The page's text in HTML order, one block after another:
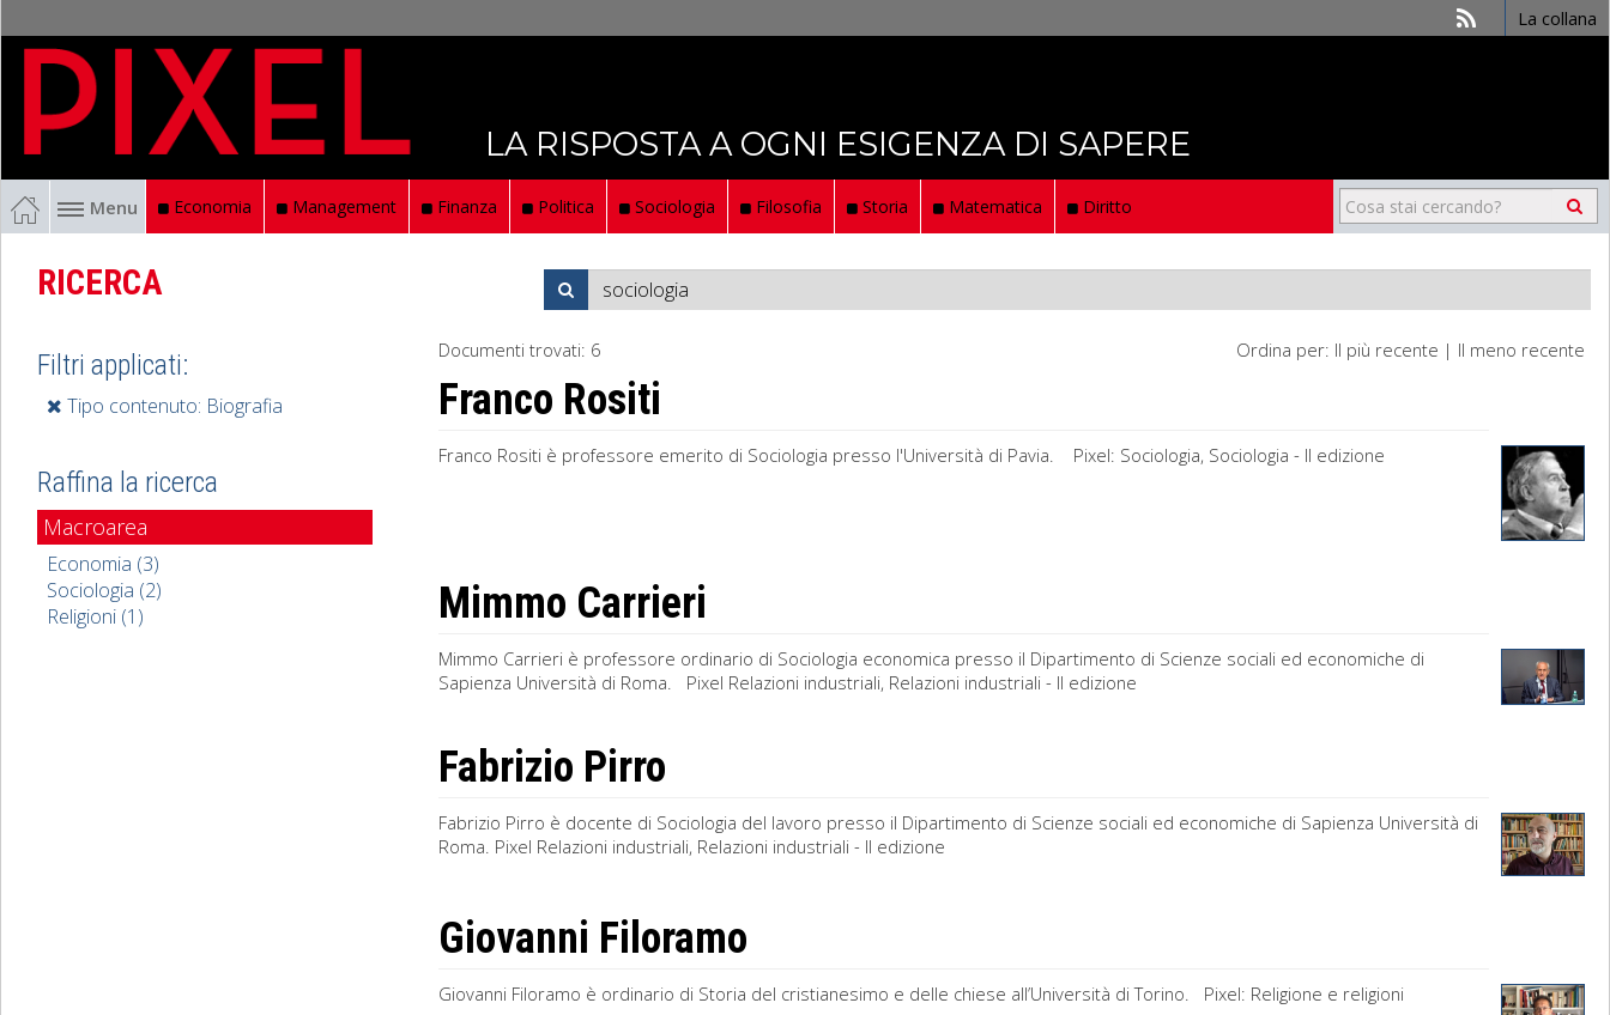
La collana
LA RISPOSTA A OGNI ESIGENZA DI SAPERE
Menu Economia Management Finanza Politica Sociologia Filosofia Storia Matematica Diritto
RICERCA
Ordina per: Il più recente | Il meno recente
Documenti trovati: 6
Franco Rositi
Franco Rositi è professore emerito di Sociologia presso l'Università di Pavia. Pixel: Sociologia, Sociologia - II edizione
Mimmo Carrieri
Mimmo Carrieri è professore ordinario di Sociologia economica presso il Dipartimento di Scienze sociali ed economiche di
Sapienza Università di Roma. Pixel Relazioni industriali, Relazioni industriali - II edizione
Fabrizio Pirro
Fabrizio Pirro è docente di Sociologia del lavoro presso il Dipartimento di Scienze sociali ed economiche di Sapienza Università di
Roma. Pixel Relazioni industriali, Relazioni industriali - II edizione
Giovanni Filoramo
Giovanni Filoramo è ordinario di Storia del cristianesimo e delle chiese all’Università di Torino. Pixel: Religione e religioni
Filtri applicati:
Tipo contenuto: Biografia
Raffina la ricerca
Macroarea
Economia (3)
Sociologia (2)
Religioni (1)